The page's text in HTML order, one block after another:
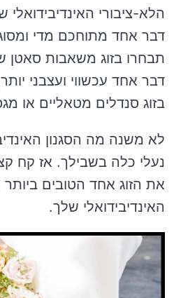
הלא-ציבורי
דבר אחד מתוחכם מדי
תבחרו בזוג משאבות סאטן
דבר אחד עכשווי ועצבני
בזוג סנדלים מטאליים או
לא משנה מה הסגנון
נעלי כלה בשבילך. אז קח
את הזוג אחד הטובים ביותר
האינדיבידואלי שלך.